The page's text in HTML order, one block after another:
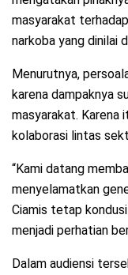
masyarakat
narkoba yang dinilai
Menurutnya,
karena dampaknya
masyarakat. Karena
kolaborasi lintas
“Kami datang
menyelamatkan
Ciamis tetap
menjadi perhatian
Dalam audiensi